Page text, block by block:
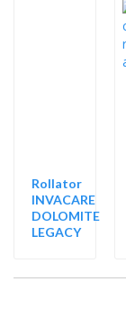
Rollator
INVACARE
DOLOMITE
LEGACY